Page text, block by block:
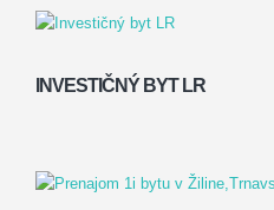
INVESTIČNÝ BYT LR